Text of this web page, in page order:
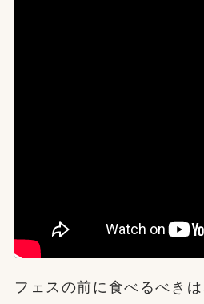
フェスの前に食べるべき